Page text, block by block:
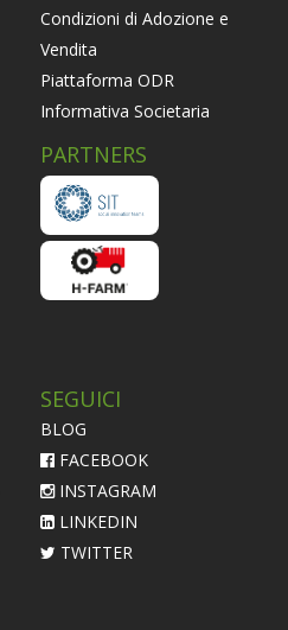
Condizioni di Adozione e
Vendita
Piattaforma ODR
Informativa Societaria
PARTNERS
SEGUICI
BLOG
FACEBOOK
INSTAGRAM
LINKEDIN
TWITTER